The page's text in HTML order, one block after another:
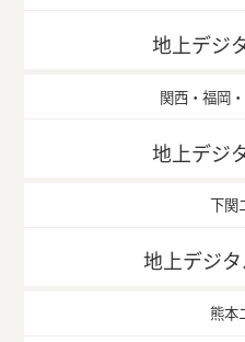
地上デジ
関西・福岡
地上デジ
下関
地上デジ
熊本